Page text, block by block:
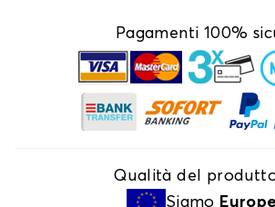
Pagamenti 100%
Qualità del
Siamo